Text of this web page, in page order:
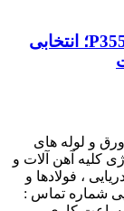
بررسی فنی و اقتصادی ورق آلیاژی P355NH؛ انتخابی
و لوله های
کلیه آهن آلات و
، فولادها و
شماره تماس :